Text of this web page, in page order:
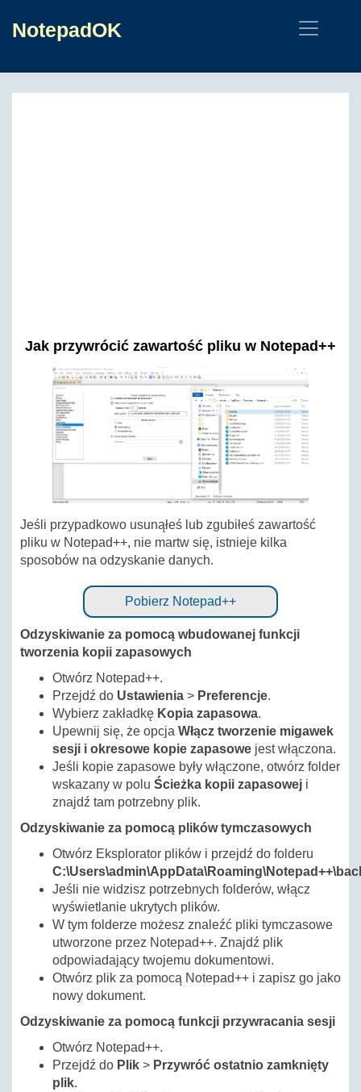
NotepadOK
Jak przywrócić zawartość pliku w Notepad++
Jeśli przypadkowo usunąłeś lub zgubiłeś zawartość
pliku w Notepad++, nie martw się, istnieje kilka
sposobów na odzyskanie danych.
Pobierz Notepad++
Odzyskiwanie za pomocą wbudowanej funkcji
tworzenia kopii zapasowych
Otwórz Notepad++.
Przejdź do Ustawienia > Preferencje.
Wybierz zakładkę Kopia zapasowa.
Upewnij się, że opcja Włącz tworzenie migawek
sesji i okresowe kopie zapasowe jest włączona.
Jeśli kopie zapasowe były włączone, otwórz folder
wskazany w polu Ścieżka kopii zapasowej i
znajdź tam potrzebny plik.
Odzyskiwanie za pomocą plików tymczasowych
Otwórz Eksplorator plików i przejdź do folderu
Jeśli nie widzisz potrzebnych folderów, włącz
wyświetlanie ukrytych plików.
W tym folderze możesz znaleźć pliki tymczasowe
utworzone przez Notepad++. Znajdź plik
odpowiadający twojemu dokumentowi.
Otwórz plik za pomocą Notepad++ i zapisz go jako
nowy dokument.
Odzyskiwanie za pomocą funkcji przywracania sesji
Otwórz Notepad++.
Przejdź do Plik > Przywróć ostatnio zamknięty
plik.